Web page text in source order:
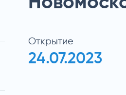
Открытие
24.07.2023